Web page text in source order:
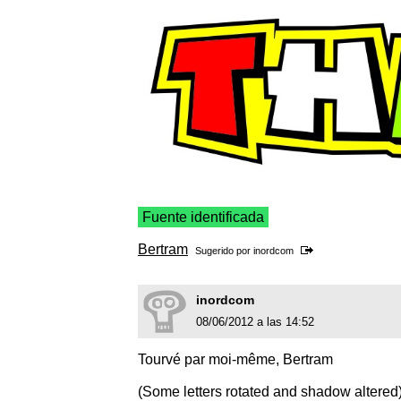
Fuente identificada
Bertram Sugerido por inordcom
inordcom
08/06/2012 a las 14:52
Tourvé par moi-même, Bertram
(Some letters rotated and shadow